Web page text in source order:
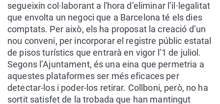
segueixin col·laborant a l'hora d’eliminar l’il·legalitat
que envolta un negoci que a Barcelona té els dies
comptats. Per això, els ha proposat la creació d’un
nou conveni, per incorporar el registre públic estatal
de pisos turístics que entrarà en vigor l’1 de juliol.
Segons l’Ajuntament, és una eina que permetria a
aquestes plataformes ser més eficaces per
detectar-los i poder-los retirar. Collboni, però, no ha
sortit satisfet de la trobada que han mantingut